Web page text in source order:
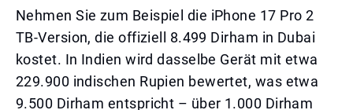
Nehmen Sie zum Beispiel die iPhone 17 Pro 2
TB-Version, die offiziell 8.499 Dirham in Dubai
kostet. In Indien wird dasselbe Gerät mit etwa
229.900 indischen Rupien bewertet, was etwa
9.500 Dirham entspricht – über 1.000 Dirham